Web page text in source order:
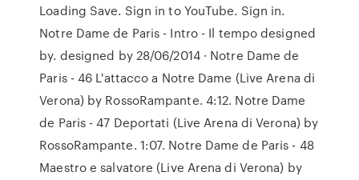
Loading Save. Sign in to YouTube. Sign in.
Notre Dame de Paris - Intro - Il tempo designed
by. designed by 28/06/2014 · Notre Dame de
Paris - 46 L'attacco a Notre Dame (Live Arena di
Verona) by RossoRampante. 4:12. Notre Dame
de Paris - 47 Deportati (Live Arena di Verona) by
RossoRampante. 1:07. Notre Dame de Paris - 48
Maestro e salvatore (Live Arena di Verona) by